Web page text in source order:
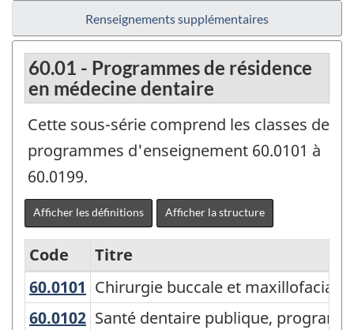
Renseignements supplémentaires
60.01 - Programmes de résidence
en médecine dentaire
Cette sous-série comprend les classes de
programmes d'enseignement 60.0101 à
60.0199.
Afficher les définitions Afficher la structure
Variante
de
Code
Titre
60.0101 Chirurgie buccale et
Chirurgie buccale et
60.0102 Santé dentaire publique,
Santé dentaire publique,